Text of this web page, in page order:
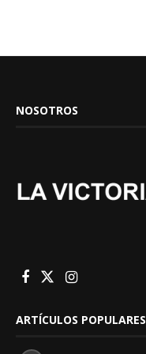
NOSOTROS
ARTÍCULOS POPULARES